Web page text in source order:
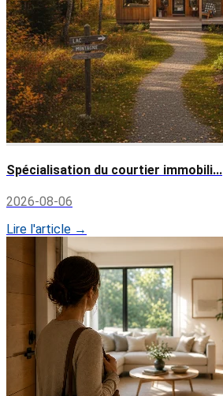
Spécialisation du courtier immobili...
2026-08-06
Lire l'article →